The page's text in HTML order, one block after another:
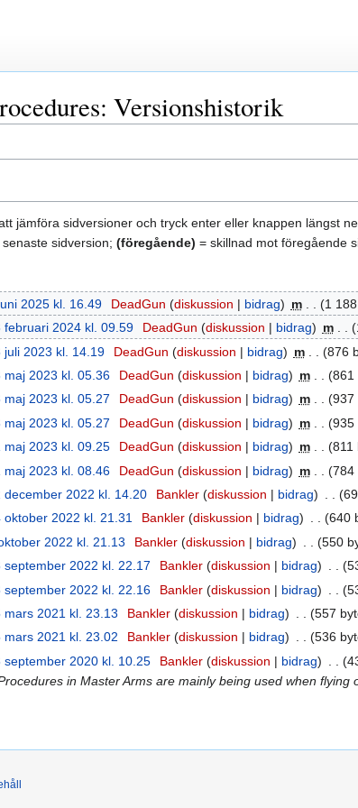
Versionshistorik
jämföra sidversioner och tryck enter eller knappen längst
sidversion; (föregående) = skillnad mot föregående
2025 kl. 16.49 DeadGun diskussion bidrag m 1
februari 2024 kl. 09.59 DeadGun diskussion bidrag m
juli 2023 kl. 14.19 DeadGun diskussion bidrag m 876
maj 2023 kl. 05.36 DeadGun diskussion bidrag m 861
maj 2023 kl. 05.27 DeadGun diskussion bidrag m 937
maj 2023 kl. 05.27 DeadGun diskussion bidrag m 935
maj 2023 kl. 09.25 DeadGun diskussion bidrag m 811
maj 2023 kl. 08.46 DeadGun diskussion bidrag m 784
december 2022 kl. 14.20 Bankler diskussion bidrag
oktober 2022 kl. 21.31 Bankler diskussion bidrag 640
2022 kl. 21.13 Bankler diskussion bidrag 550
september 2022 kl. 22.17 Bankler diskussion bidrag
september 2022 kl. 22.16 Bankler diskussion bidrag
mars 2021 kl. 23.13 Bankler diskussion bidrag 557
mars 2021 kl. 23.02 Bankler diskussion bidrag 536
september 2020 kl. 10.25 Bankler diskussion bidrag
in Master Arms are mainly being used when